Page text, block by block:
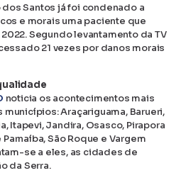
Santos já foi condenado a
e morais uma paciente que
Segundo levantamento da TV
21 vezes por danos morais
noticia os acontecimentos mais
Araçariguama, Barueri,
Itapevi, Jandira, Osasco, Pirapora
São Roque e Vargem
se a eles, as cidades de
da Serra.